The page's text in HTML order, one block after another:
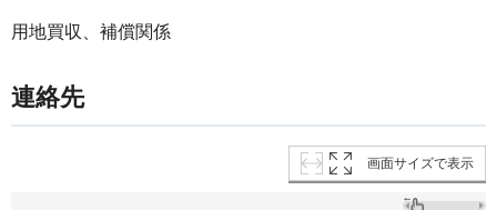
用地買収、補償関係
連絡先
画面サイズで表示